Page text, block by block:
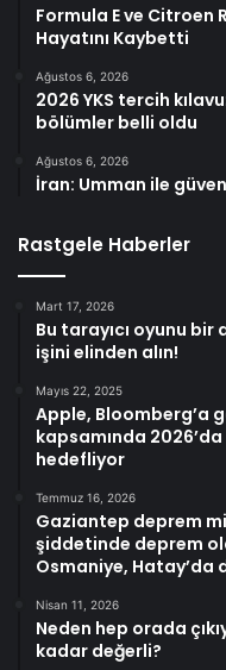
Formula E ve Citroen
Hayatını Kaybetti
Ağustos 6, 2026
2026 YKS tercih
bölümler belli oldu
Ağustos 6, 2026
İran: Umman ile
Rastgele Haberler
Mart 17, 2026
Bu tarayıcı oyunu bir
işini elinden alın!
Mayıs 22, 2025
Apple, Bloomberg’a
kapsamında
hedefliyor
Temmuz 16, 2026
Gaziantep deprem
şiddetinde deprem
Osmaniye, Hatay’da
Nisan 11, 2026
Neden hep orada
kadar değerli?